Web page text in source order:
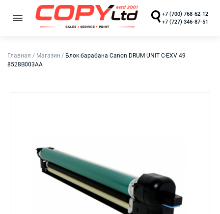
+7 (700) 768-62-12
+7 (727) 346-87-51
Главная / Магазин / Блок барабана Canon DRUM UNIT C-EXV 49
8528B003AA